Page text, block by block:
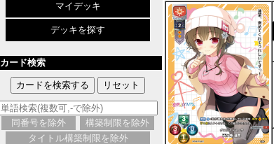
マイデッキ
デッキを探す
カード検索
同番号を除外
構築制限を除外
タイトル構築制限を除外